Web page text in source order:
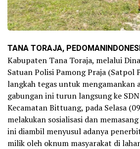
TANA TORAJA,
Kabupaten Tana Toraja, melalui
Satuan Polisi Pamong Praja (Satpol
langkah tegas untuk mengamankan
gabungan ini turun langsung ke
Kecamatan Bittuang, pada Selasa
melakukan sosialisasi dan
ini diambil menyusul adanya
milik oleh oknum masyarakat di